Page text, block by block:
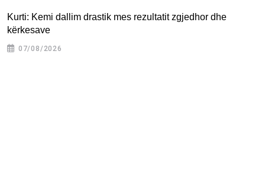
Kurti: Kemi dallim drastik mes rezultatit zgjedhor dhe
kërkesave
07/08/2026